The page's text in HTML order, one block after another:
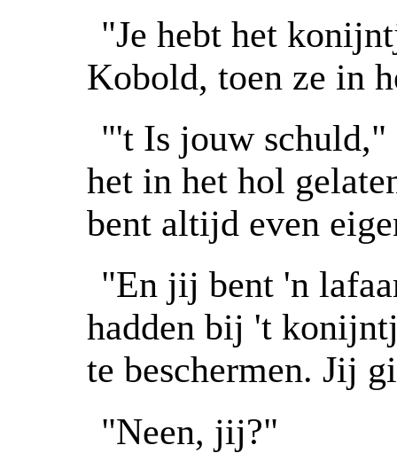
"Je hebt het
Kobold, toen ze in
"'t Is jouw schuld,"
het in het hol
bent altijd even
"En jij bent 'n
hadden bij 't
te beschermen. Jij
"Neen, jij?"